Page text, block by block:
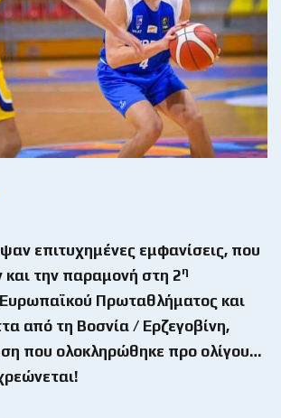
επιτυχημένες εμφανίσεις, που
την παραμονή στη 2η
Ευρωπαϊκού Πρωταθλήματος και
από τη Βοσνία / Ερζεγοβίνη,
που ολοκληρώθηκε προ ολίγου…